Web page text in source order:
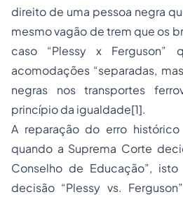
direito de uma pessoa negra
mesmo vagão de trem que os
caso “Plessy x Ferguson”
acomodações “separadas,
negras nos transportes
princípio da igualdade[1].
A reparação do erro
quando a Suprema Corte
Conselho de Educação”,
decisão “Plessy vs.